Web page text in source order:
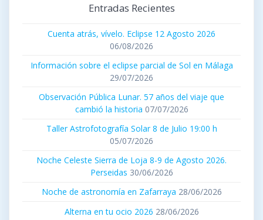
Entradas Recientes
Cuenta atrás, vívelo. Eclipse 12 Agosto 2026
06/08/2026
Información sobre el eclipse parcial de Sol en Málaga
29/07/2026
Observación Pública Lunar. 57 años del viaje que
cambió la historia 07/07/2026
Taller Astrofotografía Solar 8 de Julio 19:00 h
05/07/2026
Noche Celeste Sierra de Loja 8-9 de Agosto 2026.
Perseidas 30/06/2026
Noche de astronomía en Zafarraya 28/06/2026
Alterna en tu ocio 2026 28/06/2026